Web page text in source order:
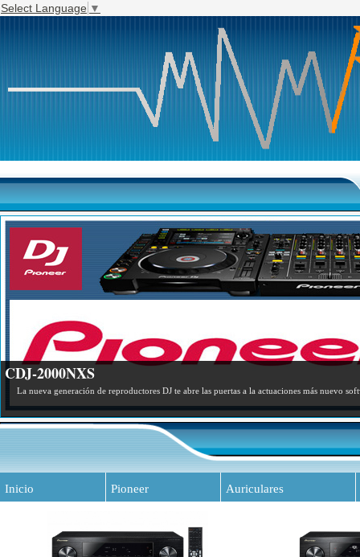
Select Language ▼
CDJ-2000NXS
La nueva generación de reproductores DJ te abre las puertas a la actuaciones más nuevo
Inicio Pioneer Auriculares